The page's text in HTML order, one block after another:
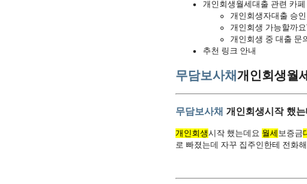
개인회생월세대출 관련 카
개인회생자대출 승
개인회생 가능할까요
개인회생 중 대출 문
추천 링크 안내
무담보사채 개인회생월
무담보사채 개인회생시작 했
개인회생시작 했는데요 월세 보증금
로 빠졌는데 자꾸 집주인한테 전화